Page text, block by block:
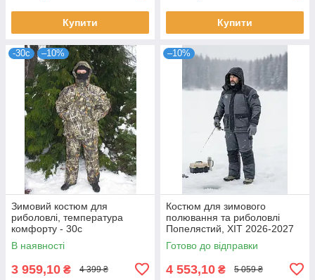
Купити Купити
-30с –10%
Зимовий костюм для
риболовлі, температура
комфорту - 30с
В наявності
3 959,10 ₴ 4 399 ₴
–10%
Костюм для зимового
полювання та риболовлі
Попелястий, ХІТ 2026-2027
року, тканина Columbia,
суперякість
Готово до відправки
4 553,10 ₴ 5 059 ₴